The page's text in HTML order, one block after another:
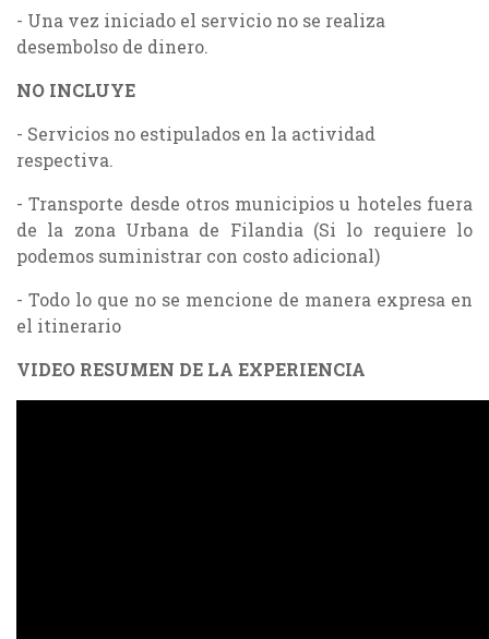
- Una vez iniciado el servicio no se realiza
desembolso de dinero.
NO INCLUYE
- Servicios no estipulados en la actividad
respectiva.
- Transporte desde otros municipios u hoteles fuera
de la zona Urbana de Filandia (Si lo requiere lo
podemos suministrar con costo adicional)
- Todo lo que no se mencione de manera expresa en
el itinerario
VIDEO RESUMEN DE LA EXPERIENCIA